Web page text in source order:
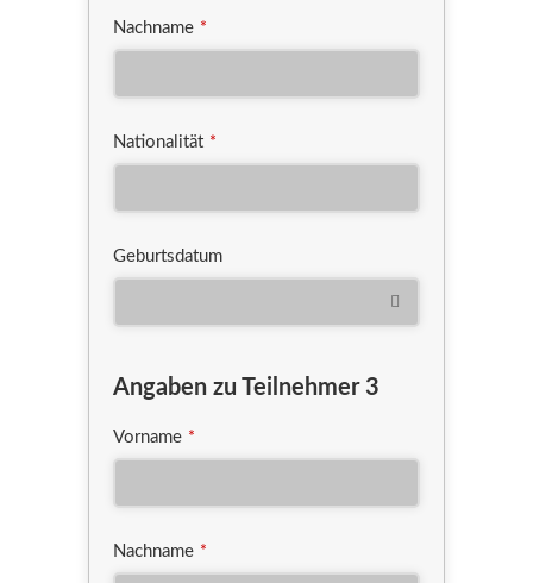
Nachname *
Nationalität *
Geburtsdatum
Angaben zu Teilnehmer 3
Vorname *
Nachname *